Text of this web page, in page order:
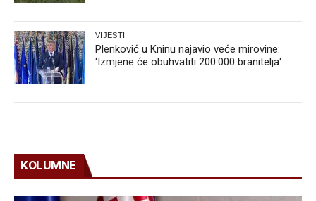
VIJESTI
Plenković u Kninu najavio veće mirovine:
‘Izmjene će obuhvatiti 200.000 branitelja‘
KOLUMNE